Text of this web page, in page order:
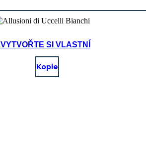
VYTVOŘTE SI VLASTNÍ
Kopie